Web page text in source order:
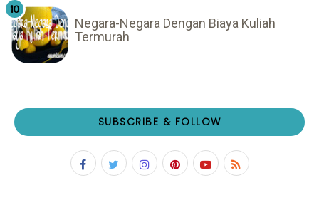
Negara-Negara Dengan Biaya Kuliah
Termurah
SUBSCRIBE & FOLLOW